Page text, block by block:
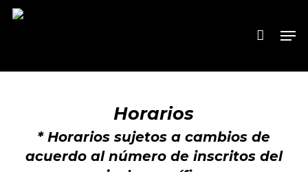
Skip
Horarios
* Horarios sujetos a cambios de
acuerdo al número de inscritos del